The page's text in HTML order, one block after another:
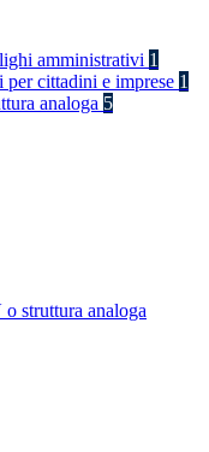
amministrativi 1
cittadini e imprese 1
analoga 5
struttura analoga